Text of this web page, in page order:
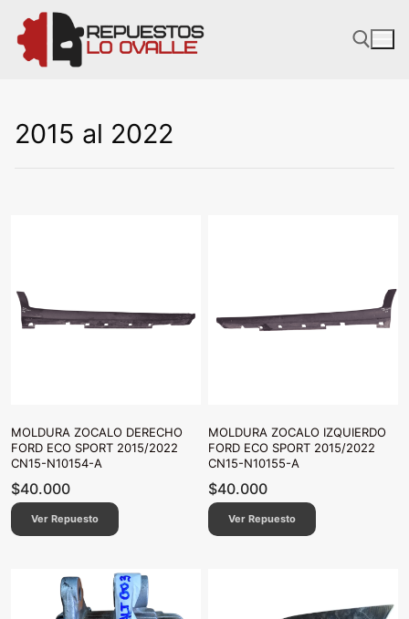
contenido
2015 al 2022
MOLDURA ZOCALO DERECHO
FORD ECO SPORT 2015/2022
CN15-N10154-A
$40.000
Ver Repuesto
MOLDURA ZOCALO IZQUIERDO
FORD ECO SPORT 2015/2022
CN15-N10155-A
$40.000
Ver Repuesto